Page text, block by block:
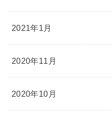
2021年1月
2020年11月
2020年10月